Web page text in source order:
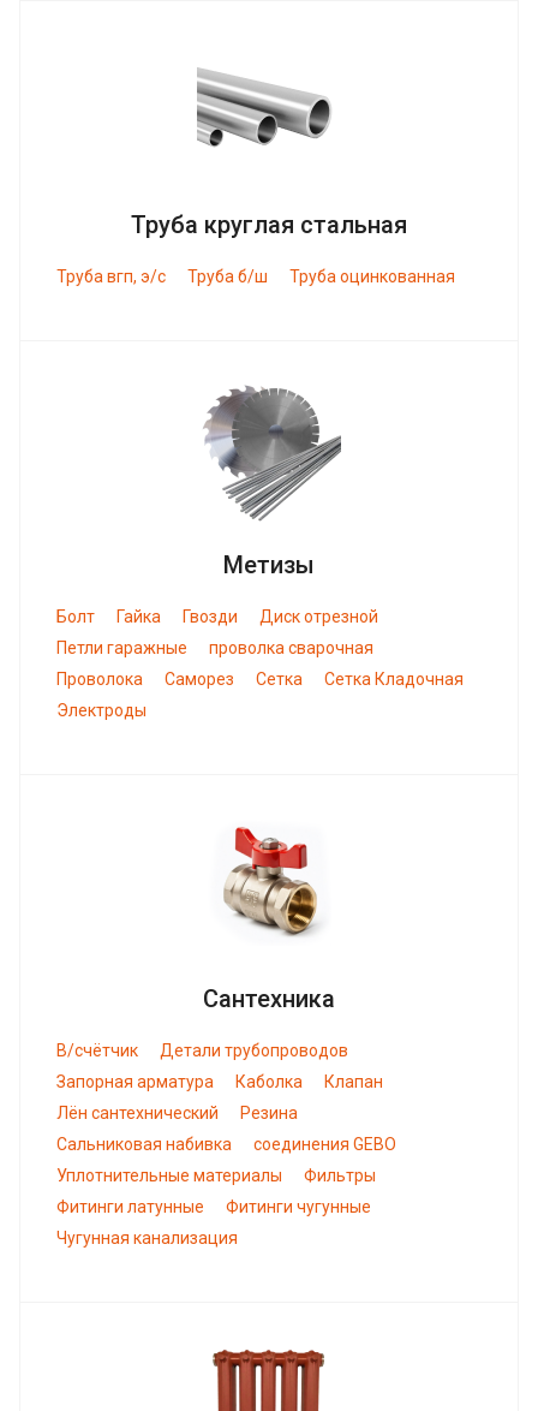
Труба круглая стальная
Труба вгп, э/с Труба б/ш Труба оцинкованная
Метизы
Болт Гайка Гвозди
Диск отрезной
Петли гаражные
проволка сварочная
Проволока
Саморез Сетка
Сетка Кладочная
Электроды
Сантехника
В/счётчик
Детали трубопроводов
Запорная арматура
Каболка
Клапан
Лён сантехнический
Резина
Сальниковая набивка
соединения GEBO
Уплотнительные материалы
Фильтры
Фитинги латунные
Фитинги чугунные
Чугунная канализация